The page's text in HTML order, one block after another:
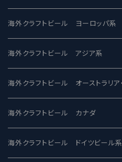
バテレ -VERTERE
2nd Story Ale Works -セカンドスト
ビアへるん - Beer Hearn
忽布古丹醸造 - HOP KOTAN
ワイマーケットブルーイング
Modern Times モダンタイムズ
Maui マウイ
Toppling Goliath トップリンゴラ
Fair State フェアステイト
Lagunitas ラグニタス
海外クラフトビール ヨーロッパ系
UnBarred -アンバード
SAIREN /サイレン
ワイルドチャイルド - Wilde Child
BrewDog Brewery - ブリュードッグ
海外クラフトビール アジア系
gweilo-鬼佬 グウァイロ
Heart Of Darkness - ハートオブダ
Carbon brews -カーボン
海外クラフトビール オーストラリア
ROCKY RIDGE - ロッキーリッジ
BODRIGGY BREWING ボッドリ
海外クラフトビール カナダ
Jackie O's ジャッキーオーズ
海外クラフトビール ドイツビール系